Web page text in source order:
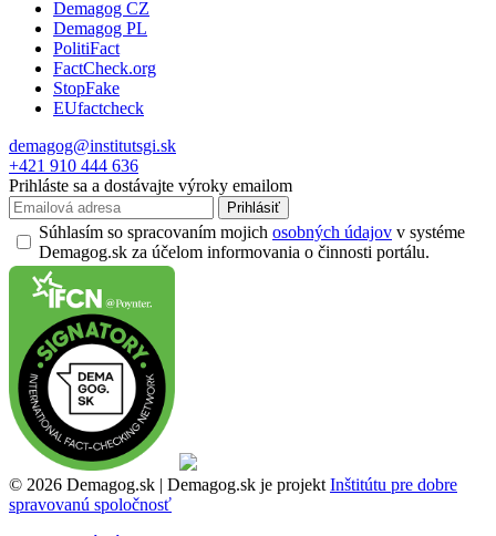
Demagog CZ
Demagog PL
PolitiFact
FactCheck.org
StopFake
EUfactcheck
demagog@institutsgi.sk
+421 910 444 636
Prihláste sa a dostávajte výroky emailom
Prihlásiť
Súhlasím so spracovaním mojich osobných údajov v systéme
Demagog.sk za účelom informovania o činnosti portálu.
© 2026 Demagog.sk | Demagog.sk je projekt Inštitútu pre dobre
spravovanú spoločnosť